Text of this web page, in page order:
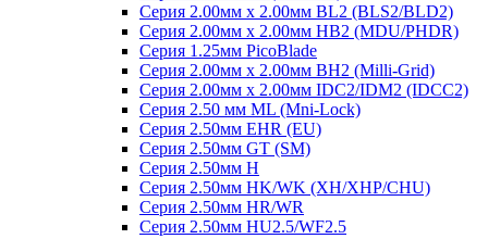
Серия 2.00мм x 2.00мм BL2 (BLS2/BLD2)
Серия 2.00мм x 2.00мм HB2 (MDU/PHDR)
Серия 1.25мм PicoBlade
Серия 2.00мм х 2.00мм BH2 (Milli-Grid)
Серия 2.00мм х 2.00мм IDC2/IDM2 (IDCC2)
Серия 2.50 мм ML (Mni-Lock)
Серия 2.50мм EHR (EU)
Серия 2.50мм GT (SM)
Серия 2.50мм H
Серия 2.50мм HK/WK (XH/XHP/CHU)
Серия 2.50мм HR/WR
Серия 2.50мм HU2.5/WF2.5